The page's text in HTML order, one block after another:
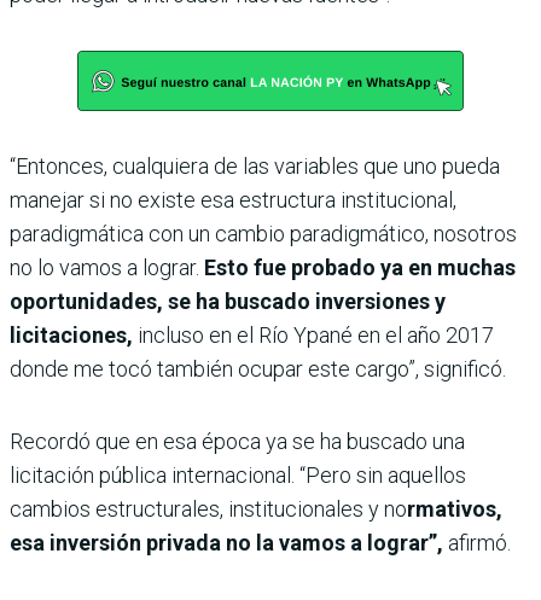
“Entonces, cualquiera de las variables que uno pueda
manejar si no existe esa estructura institucional,
paradigmática con un cambio paradigmático, nosotros
no lo vamos a lograr. Esto fue probado ya en muchas
oportunidades, se ha buscado inversiones y
licitaciones, incluso en el Río Ypané en el año 2017
donde me tocó también ocupar este cargo”, significó.
Recordó que en esa época ya se ha buscado una
licitación pública internacional. “Pero sin aquellos
cambios estructurales, institucionales y normativos,
esa inversión privada no la vamos a lograr”, afirmó.